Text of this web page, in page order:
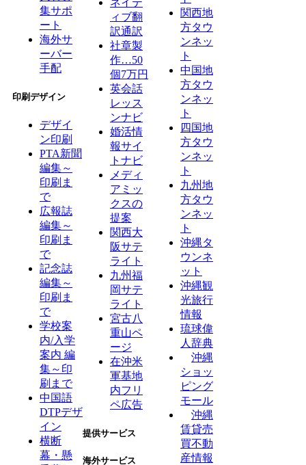
集サポ
ート
海外サ
ーバー
手配
印刷デザイン
デザイ
ン印刷
PTA新聞
編集～
印刷ま
で
広報誌
編集～
印刷ま
で
記念誌
編集～
印刷ま
で
学校案
内/入学
案内 編
集～印
刷まで
中国語
DTPデザ
イン
横断
幕・懸
ネイテ
ィブ翻
訳通訳
社章製
作…50
個7万円
英会話
レッス
ンナビ
婚活情
報サイ
トナビ
メディ
アミッ
クスの
提案
関西大
阪サテ
ライト
九州福
岡サテ
ライト
宮古八
重山ペ
ージ
在沖米
軍基地
内フリ
ペ広告
提供サービス
海外サービス
関西地
方タウ
ンネッ
ト
中国地
方タウ
ンネッ
ト
四国地
方タウ
ンネッ
ト
九州地
方タウ
ンネッ
ト
沖縄タ
ウンネ
ット
沖縄観
光旅行
情報
琉球偉
人辞典
沖縄
ショッ
ピング
モール
沖縄
賃貸売
買不動
産情報